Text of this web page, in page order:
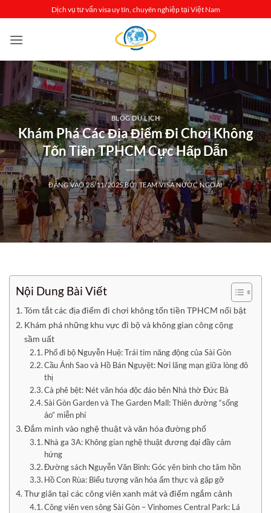
qua
nội
Dịch vụ tư vấn visa uy tín, chuyên nghiệp tại Việt Nam
BLOG DU LỊCH
Khám Phá Các Địa Điểm Đi Chơi Không
Tốn Tiền TPHCM Cực Hấp Dẫn
ĐĂNG VÀO28/11/2025BỞITEAM VISA NƯỚC NGOÀI
Nội Dung Bài Viết
Tóm tắt các địa điểm đi chơi không tốn tiền TPHCM nổi bật
Khám phá những khu vực đi bộ và không gian công cộng
sầm uất
Phố đi bộ Nguyễn Huệ: Trái tim năng động của Sài Gòn
Cầu Ánh Sao và Hồ Bán Nguyệt: Nơi lãng mạn giữa lòng đô
thị
Cà phê bệt: Nét văn hóa độc đáo bên Nhà thờ Đức Bà
Sài Gòn Garden và The Garden Mall: Thiên đường “sống
ảo” miễn phí
Đắm mình vào nghệ thuật và văn hóa đường phố
Nhà ga 3A: Không gian nghệ thuật đương đại đầy cảm
hứng
Đường sách Nguyễn Văn Bình: Góc yên bình cho tâm hồn
Hồ Con Rùa: Biểu tượng văn hóa ẩm thực và gặp gỡ
Thư giãn tại các công viên xanh mát và điểm ngắm cảnh
Công viên ven sông Sài Gòn – Vinhomes Central Park: Lá